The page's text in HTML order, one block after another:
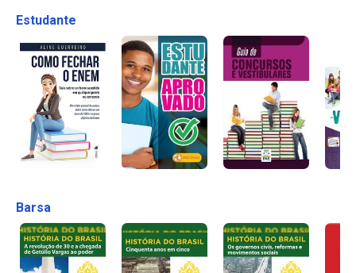
Estudante
Barsa